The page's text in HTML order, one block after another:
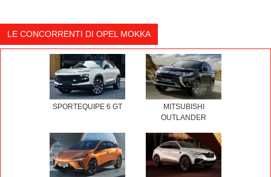
LE CONCORRENTI DI OPEL MOKKA
SPORTEQUIPE 6 GT
MITSUBISHI
OUTLANDER